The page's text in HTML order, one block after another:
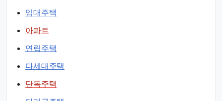
임대주택
아파트
연립주택
다세대주택
단독주택